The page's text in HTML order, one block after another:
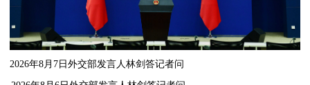
2026年8月7日外交部发言人林剑答记者问